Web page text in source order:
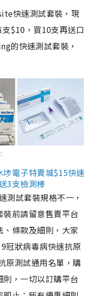
快速測試套裝，現
$10，買10支再送口
的快速測試套裝，
埗電子特賣城$15快速
3支檢測棒
測試套裝規格不一，
前請留意售賣平台
條款及細則，大家
冠狀病毒病快速抗原
原測試通用名單，購
，一切以訂購平台